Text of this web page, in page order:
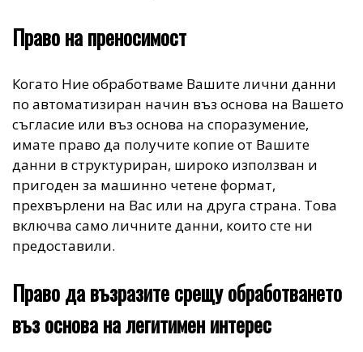
Право на преносимост
Когато Ние обработваме Вашите лични данни
по автоматизиран начин въз основа на Вашето
съгласие или въз основа на споразумение,
имате право да получите копие от Вашите
данни в структуриран, широко използван и
пригоден за машинно четене формат,
прехвърлени на Вас или на друга страна. Това
включва само личните данни, които сте ни
предоставили.
Право да възразите срещу обработването
въз основа на легитимен интерес